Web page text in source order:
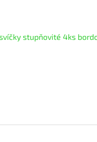
stupňovité 4ks